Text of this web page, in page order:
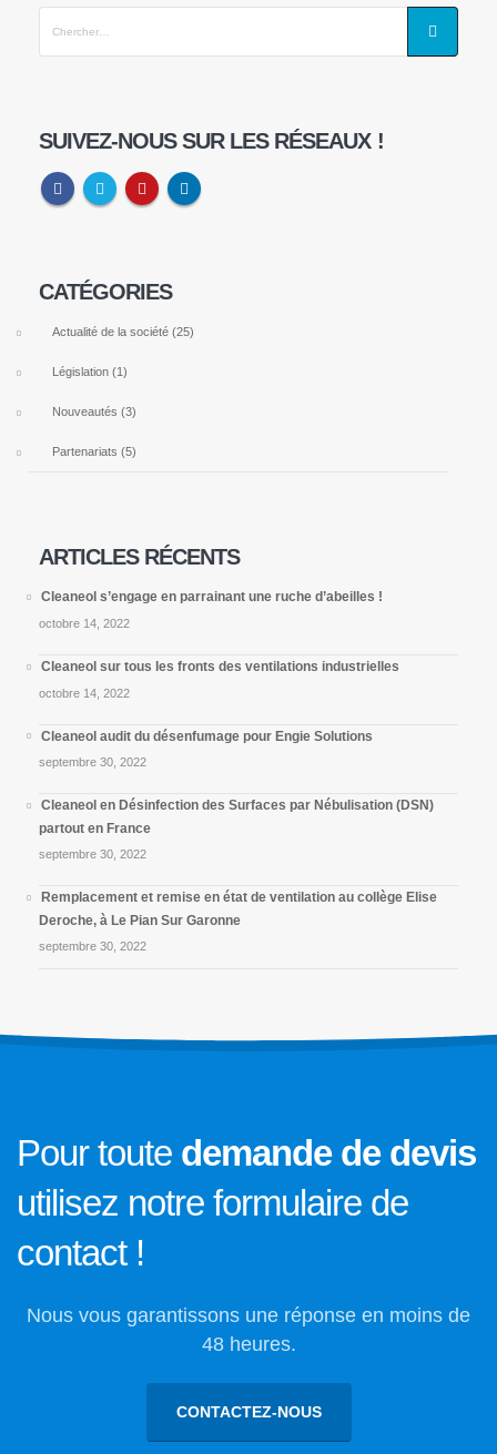
SUIVEZ-NOUS SUR LES RÉSEAUX !
CATÉGORIES
Actualité de la société(25)
Législation(1)
Nouveautés (3)
Partenariats (5)
ARTICLES RÉCENTS
Cleaneol s’engage en parrainant une ruche d’abeilles !
octobre 14, 2022
Cleaneol sur tous les fronts des ventilations industrielles
octobre 14, 2022
Cleaneol audit du désenfumage pour Engie Solutions
septembre 30, 2022
Cleaneol en Désinfection des Surfaces par Nébulisation (DSN)
partout en France
septembre 30, 2022
Remplacement et remise en état de ventilation au collège Elise
Deroche, à Le Pian Sur Garonne
septembre 30, 2022
Pour toute demande de devis
utilisez notre formulaire de
contact !
Nous vous garantissons une réponse en moins de
48 heures.
CONTACTEZ-NOUS
165 Rue de Bezons,
78420 Carrières-sur-Seine
Nos Marques
Cleaneol Travaux
Nos Services
Nettoyage & Désinfection
Tour Aéro & Refroidissement
Travaux & rénovations
Autres prestations & Fournitures
Actualités
Suivez-nous !